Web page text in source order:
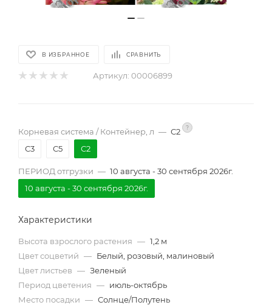
В ИЗБРАННОЕ СРАВНИТЬ
Артикул: 00006899
Корневая система / Контейнер, л — С2 ?
С3 С5 С2
ПЕРИОД отгрузки — 10 августа - 30 сентября 2026г.
10 августа - 30 сентября 2026г.
Характеристики
Высота взрослого растения — 1,2 м
Цвет соцветий — Белый, розовый, малиновый
Цвет листьев — Зеленый
Период цветения — июль-октябрь
Место посадки — Солнце/Полутень